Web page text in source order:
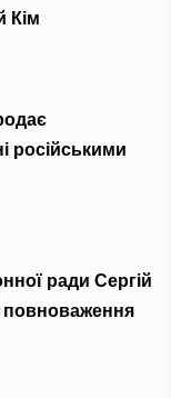
Кім
російськими
ради Сергій
повноваження